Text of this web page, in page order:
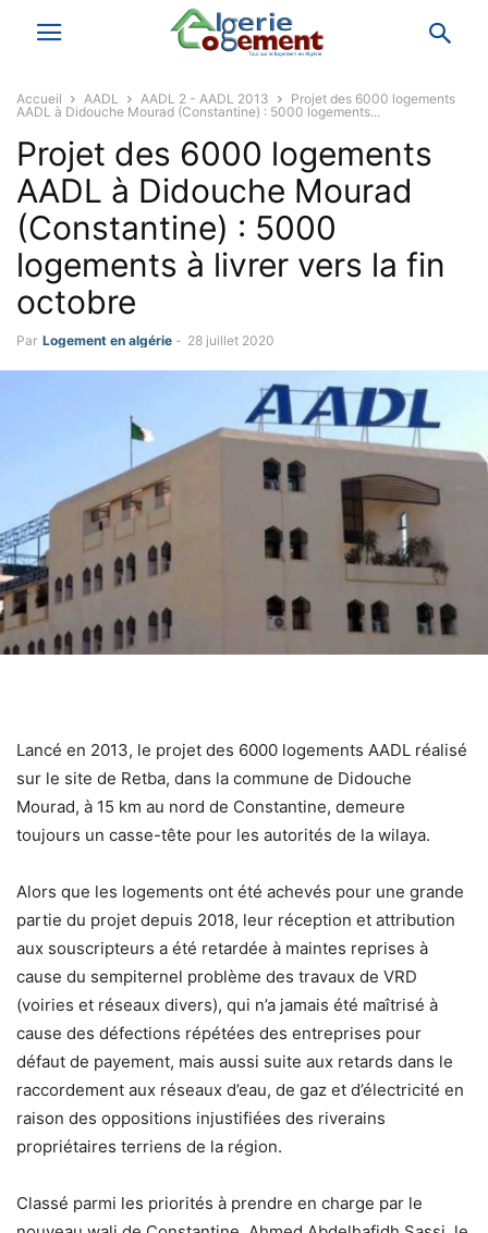
Accueil AADL AADL 2 - AADL 2013
Projet des 6000 logements
AADL à Didouche Mourad (Constantine) : 5000 logements...
Projet des 6000 logements
AADL à Didouche Mourad
(Constantine) : 5000
logements à livrer vers la fin
octobre
Par Logement en algérie - 28 juillet 2020
Lancé en 2013, le projet des 6000 logements AADL réalisé
sur le site de Retba, dans la commune de Didouche
Mourad, à 15 km au nord de Constantine, demeure
toujours un casse-tête pour les autorités de la wilaya.
Alors que les logements ont été achevés pour une grande
partie du projet depuis 2018, leur réception et attribution
aux souscripteurs a été retardée à maintes reprises à
cause du sempiternel problème des travaux de VRD
(voiries et réseaux divers), qui n’a jamais été maîtrisé à
cause des défections répétées des entreprises pour
défaut de payement, mais aussi suite aux retards dans le
raccordement aux réseaux d’eau, de gaz et d’électricité en
raison des oppositions injustifiées des riverains
propriétaires terriens de la région.
Classé parmi les priorités à prendre en charge par le